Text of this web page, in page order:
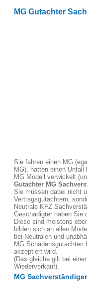
MG Gutachter
Sie fahren einen MG
MG), hatten einen Unfall
MG Modell verwickelt
Gutachter MG
Sie müssen dabei nicht
Vertragsgutachtern,
Neutrale KFZ
Geschädigter haben Sie
Diese sind meistens
bilden sich an allen
bei Neutralen und
MG Schadensgutachten
akzeptiert wird.
(Das gleiche gilt bei
Wiederverkauf).
MG